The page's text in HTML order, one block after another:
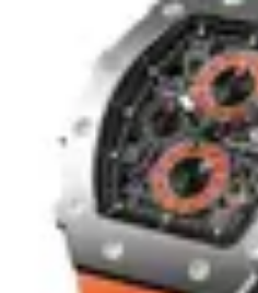
Moda ProfesionalConsejos de Estilo
Accesorios Moda de Invierno
Estilo Elegante